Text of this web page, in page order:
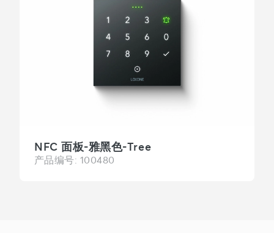
NFC 面板-雅黑色-Tree
产品编号: 100480